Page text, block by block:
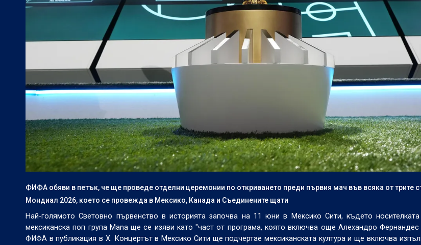
ФИФА обяви в петък, че ще проведе отделни церемонии по откриването преди първия мач във всяка от трите
Мондиал 2026, което се провежда в Мексико, Канада и Съединените щати
Най-голямото Световно първенство в историята започва на 11 юни в Мексико Сити, където
мексиканска поп група Mana ще се изяви като "част от програма, която включва още Алехандро
ФИФА в публикация в X. Концертът в Мексико Сити ще подчертае мексиканската култура и ще включва